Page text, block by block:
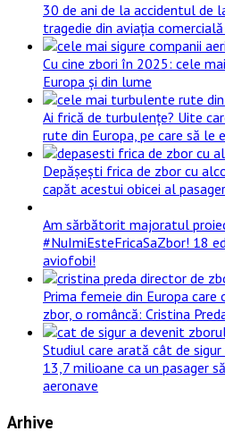
30 de ani de la accidentul de
tragedie din aviația
Cu cine zbori în 2025: cele
Europa și din lume
Ai frică de turbulențe? Uite
rute din Europa, pe care să le
Depășești frica de zbor cu
capăt acestui obicei al
Am sărbătorit majoratul
#NuImiEsteFricaSaZbor! 18
aviofobi!
Prima femeie din Europa
zbor, o româncă: Cristina
Studiul care arată cât de
13,7 milioane ca un pasager
aeronave
Arhive